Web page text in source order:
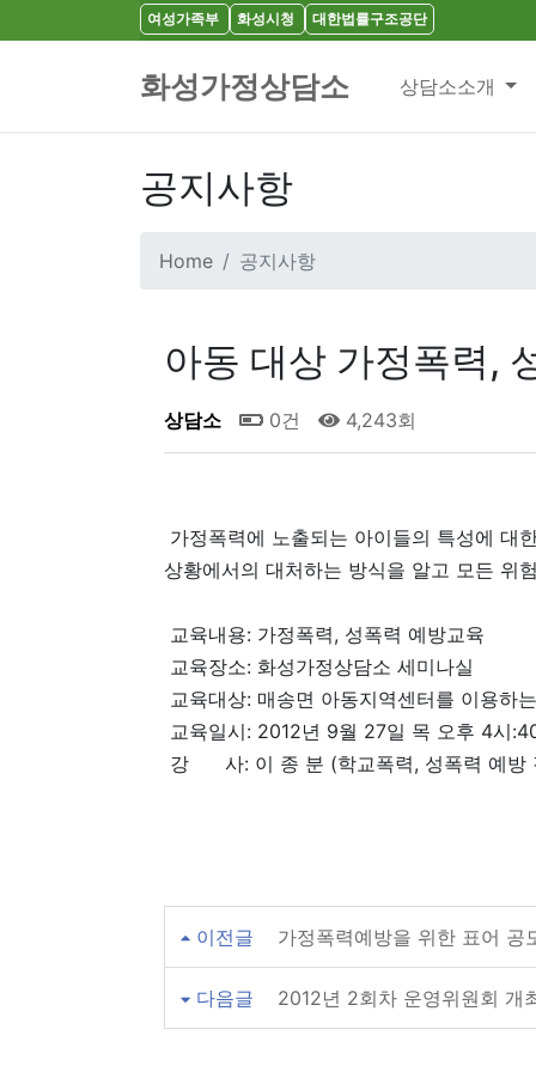
여성가족부 화성시청 대한법률구조공단
화성가정상담소 상담소소개
공지사항
Home 공지사항
아동 대상 가정폭력,
상담소 0건 4,243회
가정폭력에 노출되는 아이들의 특성에 대
상황에서의 대처하는 방식을 알고 모든 위
교육내용: 가정폭력, 성폭력 예방교육
교육장소: 화성가정상담소 세미나실
교육대상: 매송면 아동지역센터를 이용하
교육일시: 2012년 9월 27일 목 오후 4시
강 사: 이 종 분 (학교폭력, 성폭력 예방
이전글 가정폭력예방을 위한 표어 공
다음글 2012년 2회차 운영위원회 개